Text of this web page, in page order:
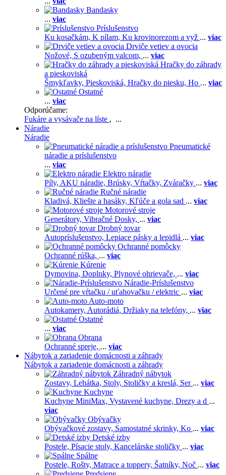
Bandasky
... viac
Príslušenstvo
Ku kosačkám, K pílam, Ku krovinorezom a vyž ... viac
Drviče vetiev a ovocia
Nožové, S ozubeným valcom, ... viac
Hračky do záhrady
a pieskoviská
Šmykľavky, Pieskoviská, Hračky do piesku, Ho ... viac
Ostatné
... viac
Odporúčame:
Fukáre a vysávače na líste , ...
Náradie
Náradie
Pneumatické
náradie a príslušenstvo
... viac
Elektro náradie
Píly, AKU náradie, Brúsky, Vŕtačky, Zváračky ... viac
Ručné náradie
Kladivá, Kliešte a hasáky, Kľúče a gola sad ... viac
Motorové stroje
Generátory, Vibračné Dosky, ... viac
Drobný tovar
Autopríslušenstvo, Lepiace pásky a lepidlá ... viac
Ochranné pomôcky
Ochranné rúška, ... viac
Kúrenie
Dymovina, Doplnky, Plynové ohrievače, ... viac
Náradie-Príslušenstvo
Určené pre vŕtačku / uťahovačku / elektric ... viac
Auto-moto
Autokamery, Autorádiá, Držiaky na telefóny, ... viac
Ostatné
... viac
Obrana
Ochranné spreje, ... viac
Nábytok a zariadenie domácnosti a záhrady
Nábytok a zariadenie domácnosti a záhrady
Záhradný nábytok
Zostavy, Lehátka, Stoly, Stoličky a kreslá, Ser ... viac
Kuchyne
Kuchyne MiniMax, Vystavené kuchyne, Drezy a d ...
viac
Obývačky
Obývačkové zostavy, Samostatné skrinky, Ko ... viac
Detské izby
Postele, Písacie stoly, Kancelárske stoličky ... viac
Spálne
Postele, Rošty, Matrace a toppery, Šatníky, Noč ... viac